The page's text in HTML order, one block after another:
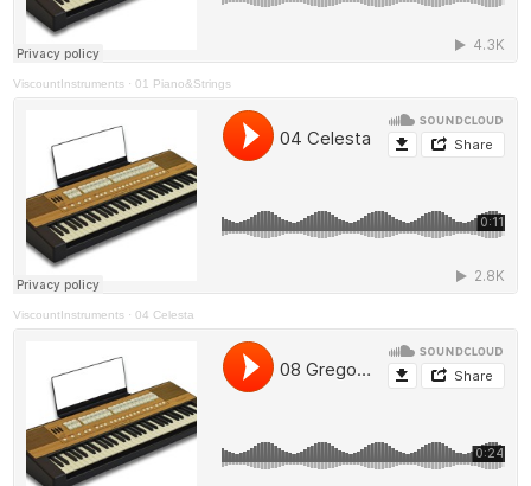
ViscountInstruments ·01 Piano&Strings
ViscountInstruments ·04 Celesta